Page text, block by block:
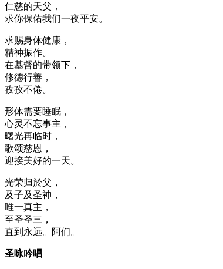
仁慈的天父，
求你保佑我们一夜平安。
求赐身体健康，
精神振作。
在基督的带领下，
修德行善，
孜孜不倦。
形体需要睡眠，
心灵不忘事主，
曙光再临时，
歌颂慈恩，
迎接美好的一天。
光荣归於父，
及子及圣神，
唯一真主，
至圣圣三，
直到永远。阿们。
圣咏吟唱